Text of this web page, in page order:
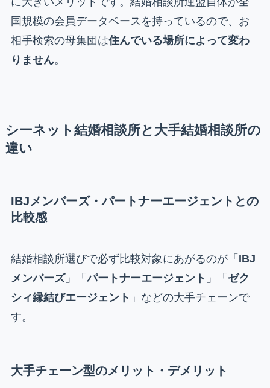
国規模の会員データベースを持っているので、お
相手検索の母集団は住んでいる場所によって変わ
りません。
シーネット結婚相談所と大手結婚相談所の
違い
IBJメンバーズ・パートナーエージェントとの
比較感
結婚相談所選びで必ず比較対象にあがるのが「 IBJ
メンバーズ」「パートナーエージェント 」「 ゼク
シィ縁結びエージェント 」などの大手チェーンで
す。
大手チェーン型のメリット・デメリット